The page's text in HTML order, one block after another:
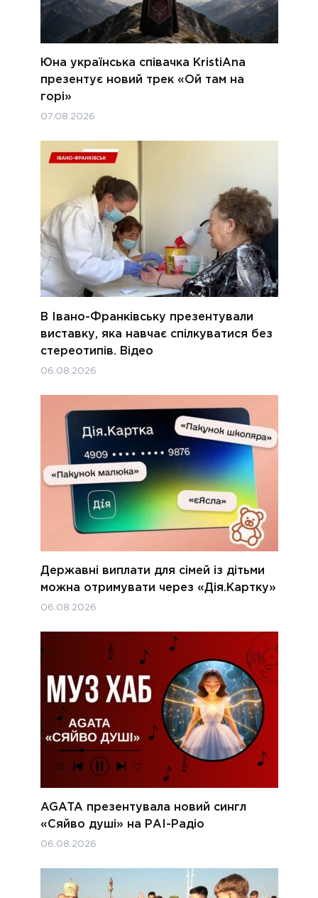
Юна українська співачка KristiAna
презентує новий трек «Ой там на
горі»
07.08.2026
В Івано-Франківську презентували
виставку, яка навчає спілкуватися без
стереотипів. Відео
06.08.2026
Державні виплати для сімей із дітьми
можна отримувати через «Дія.Картку»
06.08.2026
AGATA презентувала новий сингл
«Сяйво душі» на РАІ-Радіо
06.08.2026